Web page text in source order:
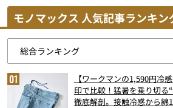
モノマックス 人気記事ランキン
【ワークマンの1,590円冷
印で比較！猛暑を乗り切る
徹底解剖。接触冷感から綿